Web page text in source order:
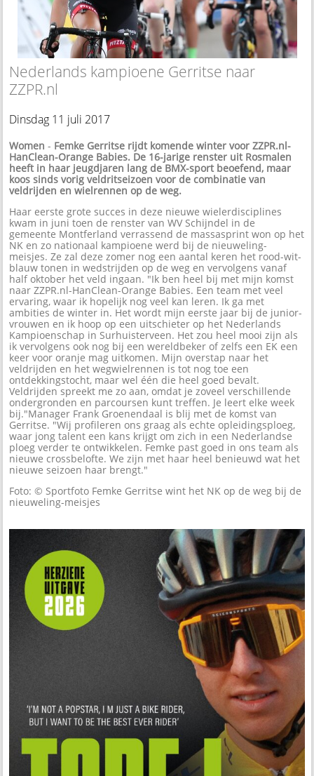
Nederlands kampioene Gerritse naar
ZZPR.nl
Dinsdag 11 juli 2017
Women - Femke Gerritse rijdt komende winter voor ZZPR.nl-
HanClean-Orange Babies. De 16-jarige renster uit Rosmalen
heeft in haar jeugdjaren lang de BMX-sport beoefend, maar
koos sinds vorig veldritseizoen voor de combinatie van
veldrijden en wielrennen op de weg.
Haar eerste grote succes in deze nieuwe wielerdisciplines
kwam in juni toen de renster van WV Schijndel in de
gemeente Montferland verrassend de massasprint won op het
NK en zo nationaal kampioene werd bij de nieuweling-
meisjes. Ze zal deze zomer nog een aantal keren het rood-wit-
blauw tonen in wedstrijden op de weg en vervolgens vanaf
half oktober het veld ingaan. "Ik ben heel bij met mijn komst
naar ZZPR.nl-HanClean-Orange Babies. Een team met veel
ervaring, waar ik hopelijk nog veel kan leren. Ik ga met
ambities de winter in. Het wordt mijn eerste jaar bij de junior-
vrouwen en ik hoop op een uitschieter op het Nederlands
Kampioenschap in Surhuisterveen. Het zou heel mooi zijn als
ik vervolgens ook nog bij een wereldbeker of zelfs een EK een
keer voor oranje mag uitkomen. Mijn overstap naar het
veldrijden en het wegwielrennen is tot nog toe een
ontdekkingstocht, maar wel één die heel goed bevalt.
Veldrijden spreekt me zo aan, omdat je zoveel verschillende
ondergronden en parcoursen kunt treffen. Je leert elke week
bij."Manager Frank Groenendaal is blij met de komst van
Gerritse. "Wij profileren ons graag als echte opleidingsploeg,
waar jong talent een kans krijgt om zich in een Nederlandse
ploeg verder te ontwikkelen. Femke past goed in ons team als
nieuwe crossbelofte. We zijn met haar heel benieuwd wat het
nieuwe seizoen haar brengt."
Foto: © Sportfoto Femke Gerritse wint het NK op de weg bij de
nieuweling-meisjes